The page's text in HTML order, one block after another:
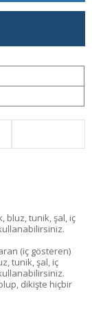
bluz, tunik, şal, iç
(iç gösteren)
tunik, şal, iç
dikişte hiçbir